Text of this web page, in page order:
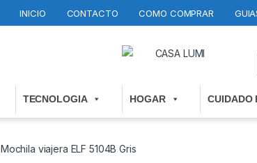
INICIO CONTACTO COMO COMPRAR
TECNOLOGIA HOGAR CUIDADO
Mochila viajera ELF 5104B Gris